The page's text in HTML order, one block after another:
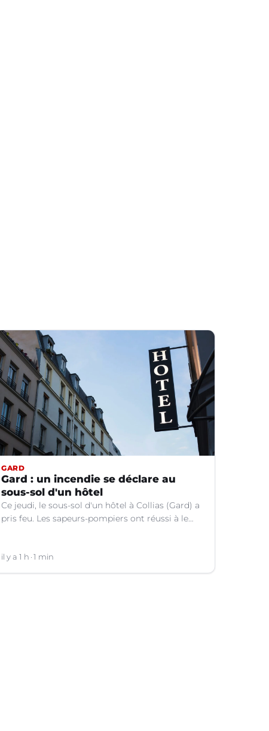
GARD
Gard : un incendie se déclare au
sous-sol d'un hôtel
Ce jeudi, le sous-sol d'un hôtel à Collias (Gard) a
pris feu. Les sapeurs-pompiers ont réussi à le
il y a 1 h 1 min